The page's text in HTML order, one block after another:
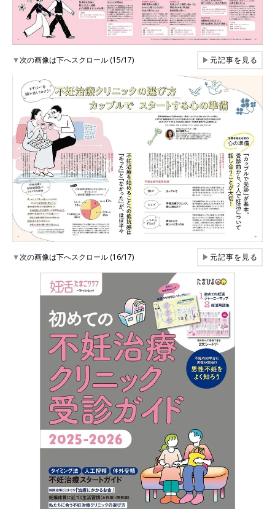
▼次の画像は下へスクロール (15/17) ▶元記事を見る
▼次の画像は下へスクロール (16/17) ▶元記事を見る